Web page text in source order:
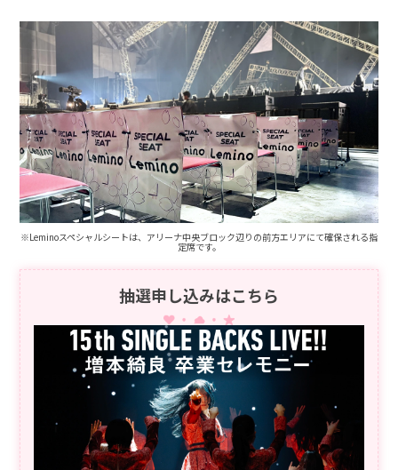
※Leminoスペシャルシートは、アリーナ中央ブロック辺りの前方エリアにて確保される指
定席です。
抽選申し込みはこちら